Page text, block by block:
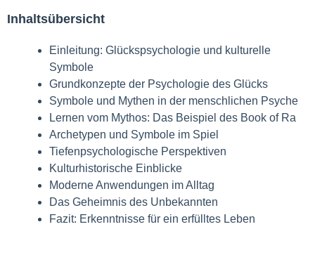
Inhaltsübersicht
Einleitung: Glückspsychologie und kulturelle
Symbole
Grundkonzepte der Psychologie des Glücks
Symbole und Mythen in der menschlichen Psyche
Lernen vom Mythos: Das Beispiel des Book of Ra
Archetypen und Symbole im Spiel
Tiefenpsychologische Perspektiven
Kulturhistorische Einblicke
Moderne Anwendungen im Alltag
Das Geheimnis des Unbekannten
Fazit: Erkenntnisse für ein erfülltes Leben